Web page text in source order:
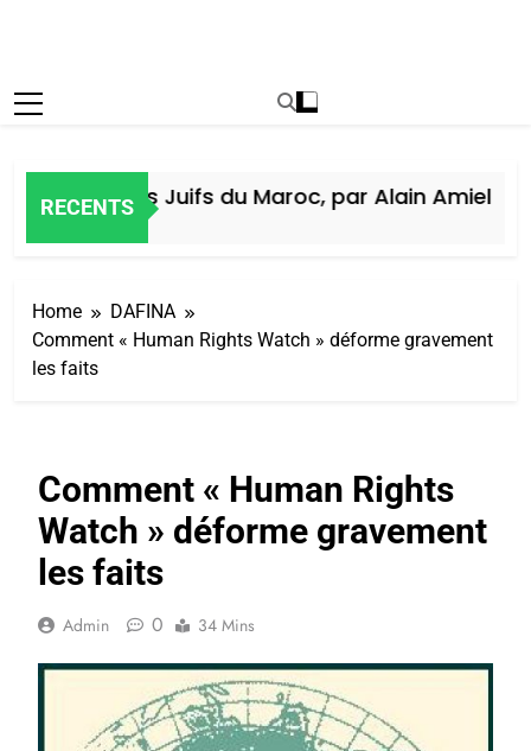
RECENTS
des Juifs du Maroc, par Alain Amiel
Home
DAFINA
Comment « Human Rights Watch » déforme gravement
les faits
Comment « Human Rights
Watch » déforme gravement
les faits
Admin 0 34 Mins